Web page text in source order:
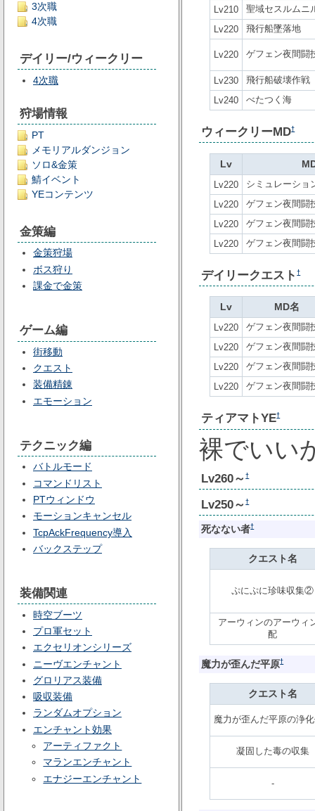
3次職
4次職
デイリー/ウィークリー
4次職
狩場情報
PT
メモリアルダンジョン
ソロ&金策
鯖イベント
YEコンテンツ
金策編
金策狩場
ボス狩り
課金で金策
ゲーム編
街移動
クエスト
装備精錬
エモーション
テクニック編
バトルモード
コマンドリスト
PTウィンドウ
モーションキャンセル
TcpAckFrequency導入
バックステップ
装備関連
時空ブーツ
プロ軍セット
エクセリオンシリーズ
ニーヴエンチャント
グロリアス装備
吸収装備
ランダムオプション
エンチャント効果
アーティファクト
マランエンチャント
エナジーエンチャント
Lv210
聖域セスルムニ
Lv220
飛行船墜落地
Lv220 ゲフェン夜間闘
Lv230
飛行船破壊作戦
Lv240
べたつく海
ウィークリーMD†
Lv
Lv220
シミュレーショ
Lv220
ゲフェン夜間闘
Lv220
ゲフェン夜間闘
Lv220
ゲフェン夜間闘
デイリークエスト†
Lv MD名
Lv220
ゲフェン夜間闘
Lv220
ゲフェン夜間闘
Lv220
ゲフェン夜間闘
Lv220
ゲフェン夜間闘
ティアマトYE†
裸でいい
Lv260～†
Lv250～†
死なない者†
クエスト名
ぷにぷに珍味収集②
アーウィンのアーウィ
配
魔力が歪んだ平原†
クエスト名
魔力が歪んだ平原の浄
凝固した毒の収集
-